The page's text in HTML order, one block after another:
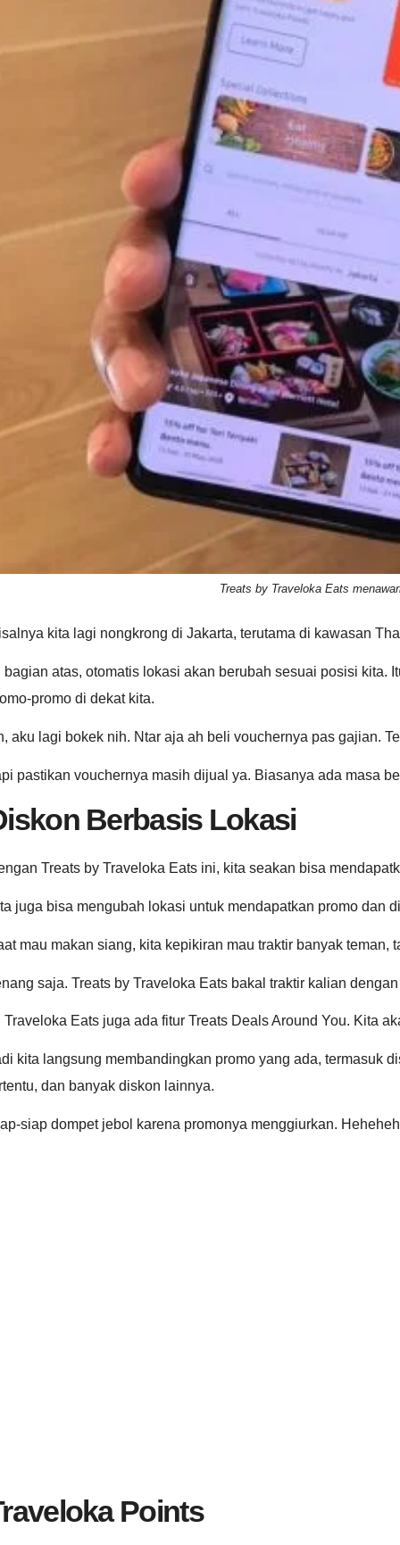
Treats by Traveloka Eats
kita lagi nongkrong di Jakarta, terutama di kawasan
bagian atas, otomatis lokasi akan berubah sesuai posisi kita.
promo di dekat kita.
aku lagi bokek nih. Ntar aja ah beli vouchernya pas gajian.
pastikan vouchernya masih dijual ya. Biasanya ada masa
Berbasis Lokasi
Treats by Traveloka Eats ini, kita seakan bisa
juga bisa mengubah lokasi untuk mendapatkan promo dan
mau makan siang, kita kepikiran mau traktir banyak teman,
saja. Treats by Traveloka Eats bakal traktir kalian
Traveloka Eats juga ada fitur Treats Deals Around You. Kita
kita langsung membandingkan promo yang ada, termasuk
dan banyak diskon lainnya.
siap dompet jebol karena promonya menggiurkan.
Points